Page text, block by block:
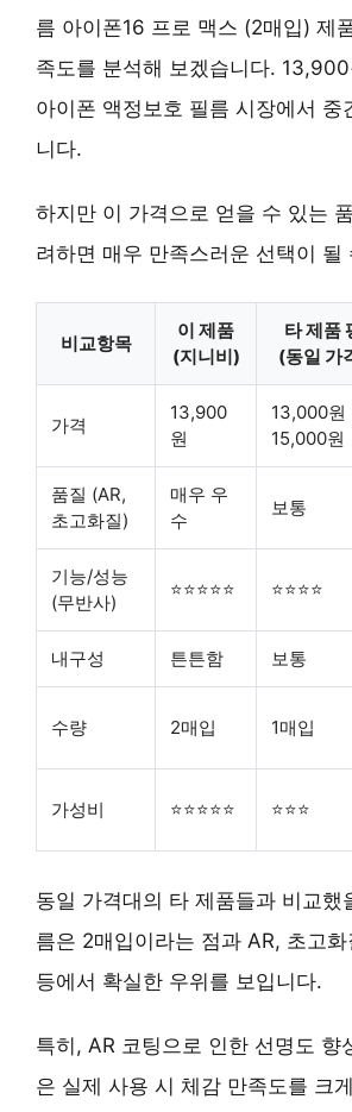
름 아이폰16 프로 맥스 (2매입) 제
족도를 분석해 보겠습니다. 13,900
아이폰 액정보호 필름 시장에서 중
니다.
하지만 이 가격으로 얻을 수 있는
려하면 매우 만족스러운 선택이 될
비교항목
이 제품
(지니비)
타 제품
(동일 가
가격
13,900
원
13,000원
15,000원
품질 (AR,
초고화질)
매우 우
수
보통
기능/성능
(무반사)
⭐⭐⭐⭐⭐ ⭐⭐⭐⭐
내구성 튼튼함 보통
수량 2매입 1매입
가성비 ⭐⭐⭐⭐⭐ ⭐⭐⭐
동일 가격대의 타 제품들과 비교했
름은 2매입이라는 점과 AR, 초고
등에서 확실한 우위를 보입니다.
특히, AR 코팅으로 인한 선명도 향
은 실제 사용 시 체감 만족도를 크